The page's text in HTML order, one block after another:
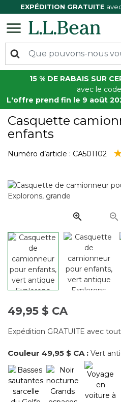
EXPÉDITION GRATUITE
15 % DE RABAIS SUR
avec le
L'offre prend fin le 9 août
Casquette
enfants
Numéro d’article : CA501102 5
49,95 $ CA
Expédition GRATUITE avec
Couleur 49,95 $ CA : Vert